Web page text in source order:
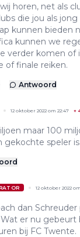
horen, net als
die jou als
kunnen bieden
kunnen we
verder komen of
of finale reiken.
Antwoord
12 oktober 2022 om 22:47 +
maar 100
gekochte speler
12 oktober 2022
dan
er nu gebeurt
bij FC Twente.